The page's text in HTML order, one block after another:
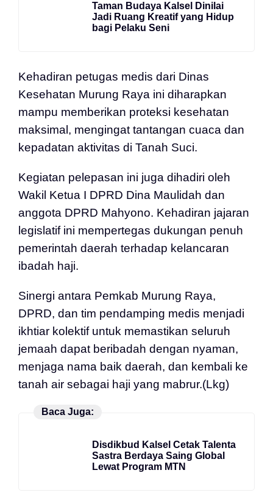
Taman Budaya Kalsel Dinilai
Jadi Ruang Kreatif yang Hidup
bagi Pelaku Seni
Kehadiran petugas medis dari Dinas
Kesehatan Murung Raya ini diharapkan
mampu memberikan proteksi kesehatan
maksimal, mengingat tantangan cuaca dan
kepadatan aktivitas di Tanah Suci.
Kegiatan pelepasan ini juga dihadiri oleh
Wakil Ketua I DPRD Dina Maulidah dan
anggota DPRD Mahyono. Kehadiran jajaran
legislatif ini mempertegas dukungan penuh
pemerintah daerah terhadap kelancaran
ibadah haji.
Sinergi antara Pemkab Murung Raya,
DPRD, dan tim pendamping medis menjadi
ikhtiar kolektif untuk memastikan seluruh
jemaah dapat beribadah dengan nyaman,
menjaga nama baik daerah, dan kembali ke
tanah air sebagai haji yang mabrur.(Lkg)
Baca Juga:
Disdikbud Kalsel Cetak Talenta
Sastra Berdaya Saing Global
Lewat Program MTN